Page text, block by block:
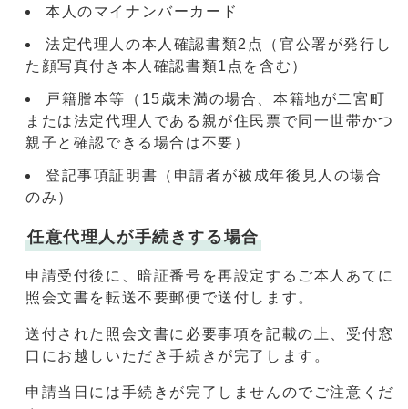
本人のマイナンバーカード
法定代理人の本人確認書類2点（官公署が発行し
た顔写真付き本人確認書類1点を含む）
戸籍謄本等（15歳未満の場合、本籍地が二宮町
または法定代理人である親が住民票で同一世帯かつ
親子と確認できる場合は不要）
登記事項証明書（申請者が被成年後見人の場合
のみ）
任意代理人が手続きする場合
申請受付後に、暗証番号を再設定するご本人あてに
照会文書を転送不要郵便で送付します。
送付された照会文書に必要事項を記載の上、受付窓
口にお越しいただき手続きが完了します。
申請当日には手続きが完了しませんのでご注意くだ